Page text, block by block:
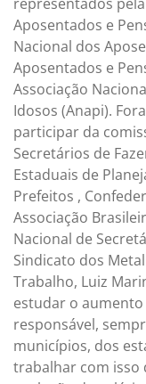
Aposentados e
Nacional dos
Aposentados e
Associação
Idosos (Anapi).
participar da
Secretários de
Estaduais de
Prefeitos ,
Associação
Nacional de
Sindicato dos
Trabalho, Luiz
estudar o
responsável,
municípios, dos
trabalhar com isso